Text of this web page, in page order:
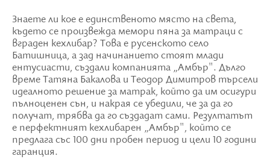
Знаете ли кое е единственото място на света,
където се произвежда мемори пяна за матраци с
вграден кехлибар? Това е русенското село
Батишница, а зад начинанието стоят млади
ентусиасти, създали компанията „Амбър". Дълго
време Татяна Бакалова и Теодор Димитров търсели
идеалното решение за матрак, който да им осигури
пълноценен сън, и накрая се убедили, че за да го
получат, трябва да го създадат сами. Резултатът
е перфектният кехлибарен „Амбър", който се
предлага със 100 дни пробен период и цели 10 години
гаранция.